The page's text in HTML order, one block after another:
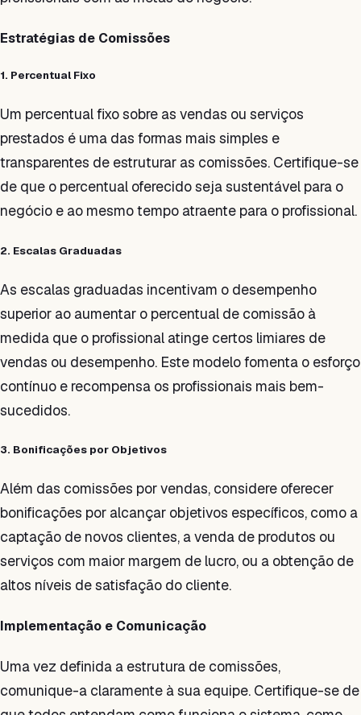
Estratégias de Comissões
1. Percentual Fixo
Um percentual fixo sobre as vendas ou serviços
prestados é uma das formas mais simples e
transparentes de estruturar as comissões. Certifique-se
de que o percentual oferecido seja sustentável para o
negócio e ao mesmo tempo atraente para o profissional.
2. Escalas Graduadas
As escalas graduadas incentivam o desempenho
superior ao aumentar o percentual de comissão à
medida que o profissional atinge certos limiares de
vendas ou desempenho. Este modelo fomenta o esforço
contínuo e recompensa os profissionais mais bem-
sucedidos.
3. Bonificações por Objetivos
Além das comissões por vendas, considere oferecer
bonificações por alcançar objetivos específicos, como a
captação de novos clientes, a venda de produtos ou
serviços com maior margem de lucro, ou a obtenção de
altos níveis de satisfação do cliente.
Implementação e Comunicação
Uma vez definida a estrutura de comissões,
comunique-a claramente à sua equipe. Certifique-se de